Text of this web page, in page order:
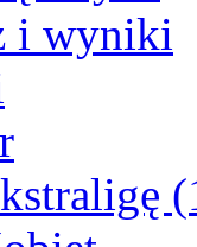
i wyniki